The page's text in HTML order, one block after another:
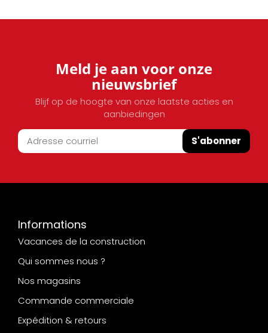
Meld je aan voor onze
nieuwsbrief
Blijf op de hoogte van onze laatste acties en
aanbiedingen
S'abonner
Informations
Vacances de la construction
Qui sommes nous ?
Nos magasins
Commande commerciale
Expédition & retours